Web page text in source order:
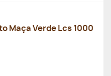
Maça Verde Lcs 1000